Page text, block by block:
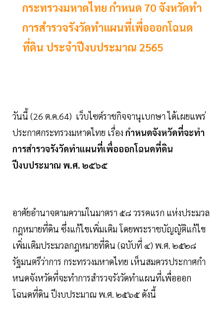
กระทรวงมหาดไทย กําหนด 70 จังหวัดทํา
การสํารวจรังวัดทําแผนที่เพื่อออกโฉนด
ที่ดิน ประจำปีงบประมาณ 2565
วันนี้ (26 ต.ค.64) เว็บไซต์ราชกิจจานุเบกษา ได้เผยแพร่
ประกาศกระทรวงมหาดไทย เรื่อง กําหนดจังหวัดที่จะทํา
การสํารวจรังวัดทําแผนที่เพื่อออกโฉนดที่ดิน
ปีงบประมาณ พ.ศ. ๒๕๖๕
อาศัยอํานาจตามความในมาตรา ๕๘ วรรคแรก แห่งประมวล
กฎหมายที่ดิน ซึ่งแก้ไขเพิ่มเติม โดยพระราชบัญญัติแก้ไข
เพิ่มเติมประมวลกฎหมายที่ดิน (ฉบับที่ ๔) พ.ศ. ๒๕๒๘
รัฐมนตรีว่าการ กระทรวงมหาดไทย เห็นสมควรประกาศกํา
หนดจังหวัดที่จะทําการสํารวจรังวัดทําแผนที่เพื่อออก
โฉนดที่ดิน ปีงบประมาณ พ.ศ. ๒๕๖๕ ดังนี้